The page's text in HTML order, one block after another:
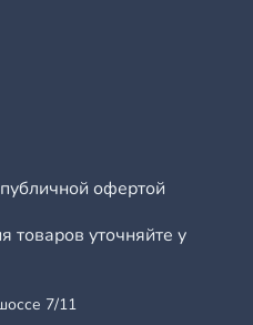
офертой
товаров уточняйте у
7/11